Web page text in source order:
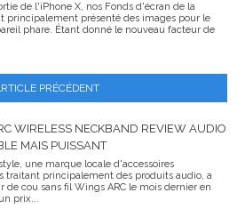
de l'iPhone X, nos Fonds d'écran de la
principalement présenté des images pour le
phare. Étant donné le nouveau facteur de
PRÉCÉDENT
WIRELESS NECKBAND REVIEW AUDIO
MAIS PUISSANT
une marque locale d'accessoires
traitant principalement des produits audio, a
de cou sans fil Wings ARC le mois dernier en
prix...